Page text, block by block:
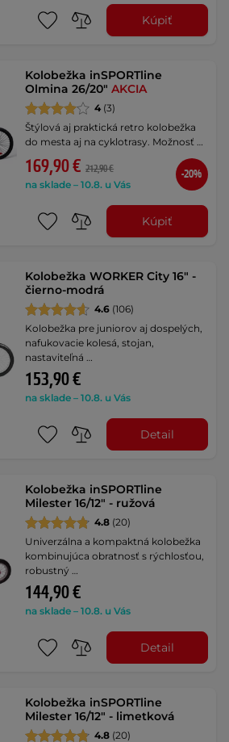
Kúpiť
Kolobežka inSPORTline
Olmina 26/20"AKCIA
4 (3)
Štýlová aj praktická retro kolobežka
do mesta aj na cyklotrasy. Možnosť …
169,90 € 212,90 €
na sklade – 10.8. u Vás
-20%
Kúpiť
Kolobežka WORKER City 16" -
čierno-modrá
4.6 (106)
Kolobežka pre juniorov aj dospelých,
nafukovacie kolesá, stojan,
nastaviteľná …
153,90 €
na sklade – 10.8. u Vás
Detail
Kolobežka inSPORTline
Milester 16/12" - ružová
4.8 (20)
Univerzálna a kompaktná kolobežka
kombinujúca obratnosť s rýchlosťou,
robustný …
144,90 €
na sklade – 10.8. u Vás
Detail
Kolobežka inSPORTline
Milester 16/12" - limetková
4.8 (20)